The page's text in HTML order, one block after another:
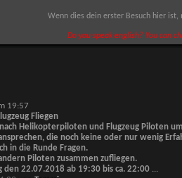
Wenn dies dein erster Besuch hier ist,
Do you speak english? You can
19:57
Fliegen
Helikopterpiloten und Flugzeug Piloten
die noch keine oder nur wenig
in die Runde Fragen.
Piloten zusammen zufliegen.
22.07.2018 ab 19:30 bis ca. 22:00 ...